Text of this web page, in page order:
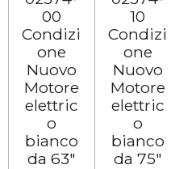
00
Condizi
one
Nuovo
Motore
elettric
o
bianco
da 63"
10
Condizi
one
Nuovo
Motore
elettric
o
bianco
da 75"